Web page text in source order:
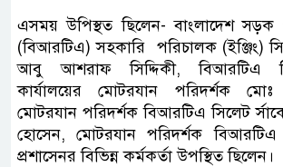
এসময় উপিস্থত ছিলেন- বাংলাদেশ সড়ক
(বিআরটিএ) সহকারি পরিচালক (ইঞ্জিং)
আবু আশরাফ সিদ্দিকী, বিআরটিএ
কার্যালয়ের মোটরযান পরিদর্শক
মোটরযান পরিদর্শক বিআরটিএ সিলেট
হোসেন, মোটরযান পরিদর্শক
প্রশাসেনর বিভিন্ন কর্মকর্তা উপস্থিত ছিলেন।